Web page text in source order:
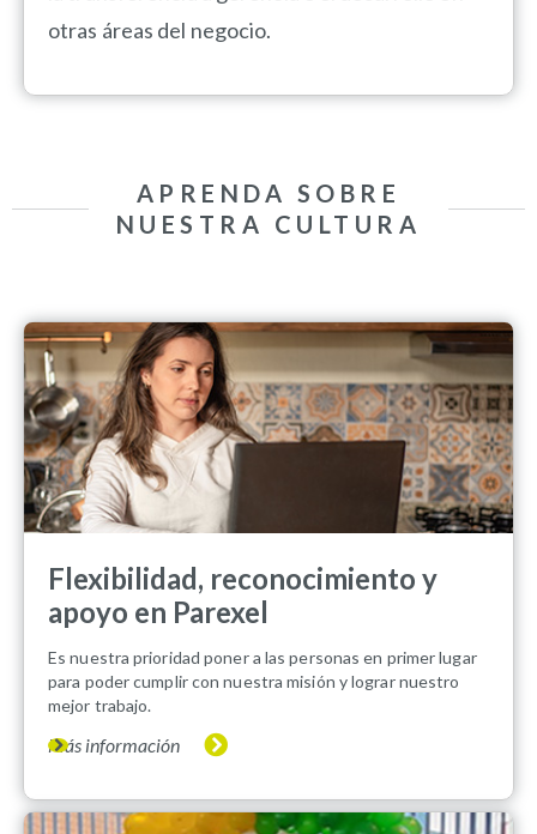
otras áreas del negocio.
APRENDA SOBRE
NUESTRA CULTURA
Flexibilidad, reconocimiento y
apoyo en Parexel
Es nuestra prioridad poner a las personas en primer lugar
para poder cumplir con nuestra misión y lograr nuestro
mejor trabajo.
Más información